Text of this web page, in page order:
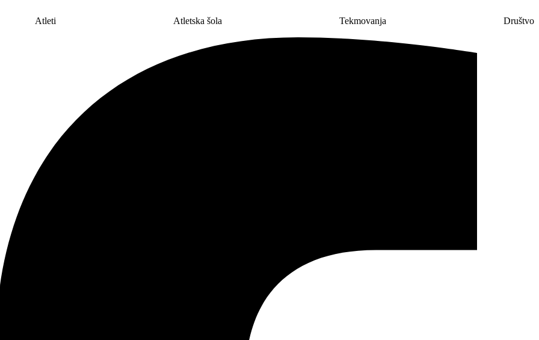
Atleti Atletska šola Tekmovanja
Društvo